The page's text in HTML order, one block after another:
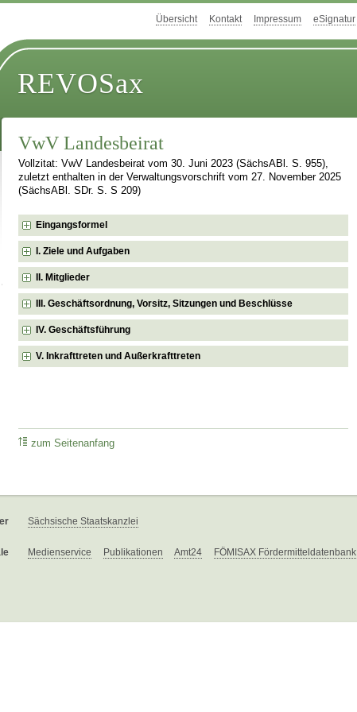
Übersicht Kontakt Impressum eSignatur
REVOSax
VwV Landesbeirat
Vollzitat: VwV Landesbeirat vom 30. Juni 2023 (SächsABl. S. 955),
zuletzt enthalten in der Verwaltungsvorschrift vom 27. November 2025
(SächsABl. SDr. S. S 209)
Eingangsformel
I. Ziele und Aufgaben
II. Mitglieder
III. Geschäftsordnung, Vorsitz, Sitzungen und Beschlüsse
IV. Geschäftsführung
V. Inkrafttreten und Außerkrafttreten
zum Seitenanfang
Sächsische Staatskanzlei
Medienservice Publikationen Amt24 FÖMISAX Fördermitteldatenbank